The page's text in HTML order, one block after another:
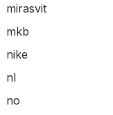
mirasvit
mkb
nike
nl
no